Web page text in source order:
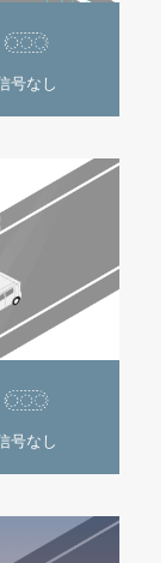
号なし
号なし